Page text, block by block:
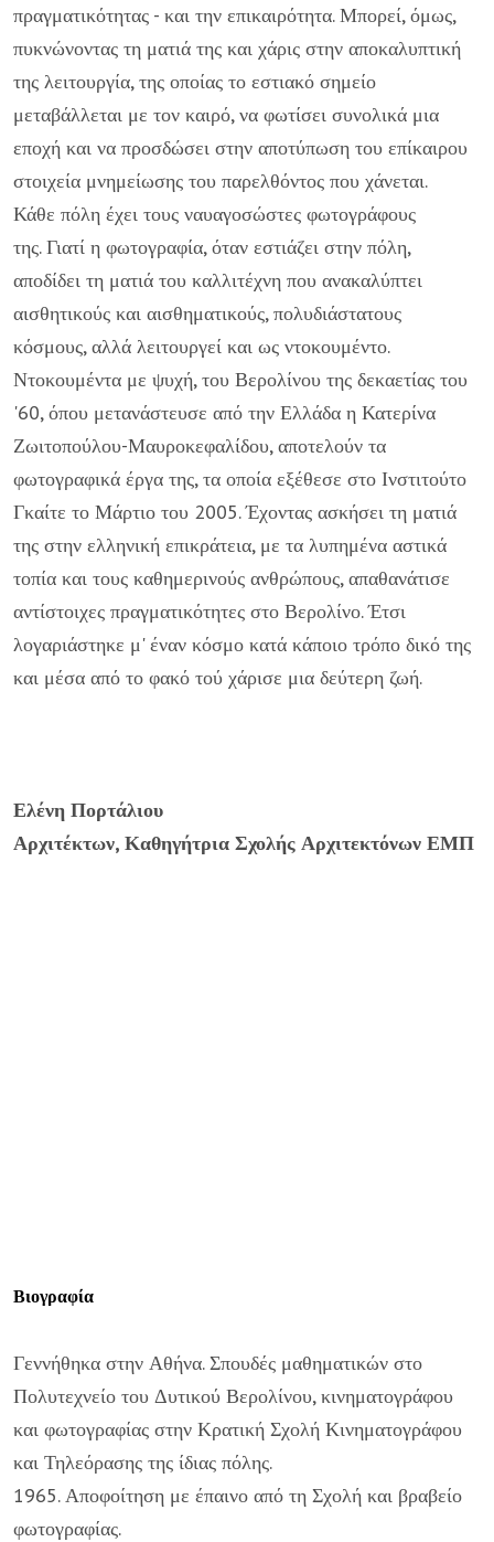
πραγματικότητας - και την επικαιρότητα. Μπορεί, όμως,
πυκνώνοντας τη ματιά της και χάρις στην αποκαλυπτική
της λειτουργία, της οποίας το εστιακό σημείο
μεταβάλλεται με τον καιρό, να φωτίσει συνολικά μια
εποχή και να προσδώσει στην αποτύπωση του επίκαιρου
στοιχεία μνημείωσης του παρελθόντος που χάνεται.
Κάθε πόλη έχει τους ναυαγοσώστες φωτογράφους
της. Γιατί η φωτογραφία, όταν εστιάζει στην πόλη,
αποδίδει τη ματιά του καλλιτέχνη που ανακαλύπτει
αισθητικούς και αισθηματικούς, πολυδιάστατους
κόσμους, αλλά λειτουργεί και ως ντοκουμέντο.
Ντοκουμέντα με ψυχή, του Βερολίνου της δεκαετίας του
'60, όπου μετανάστευσε από την Ελλάδα η Κατερίνα
Ζωιτοπούλου-Μαυροκεφαλίδου, αποτελούν τα
φωτογραφικά έργα της, τα οποία εξέθεσε στο Ινστιτούτο
Γκαίτε το Μάρτιο του 2005. Έχοντας ασκήσει τη ματιά
της στην ελληνική επικράτεια, με τα λυπημένα αστικά
τοπία και τους καθημερινούς ανθρώπους, απαθανάτισε
αντίστοιχες πραγματικότητες στο Βερολίνο. Έτσι
λογαριάστηκε μ' έναν κόσμο κατά κάποιο τρόπο δικό της
και μέσα από το φακό τού χάρισε μια δεύτερη ζωή.
Ελένη Πορτάλιου
Αρχιτέκτων, Καθηγήτρια Σχολής Αρχιτεκτόνων ΕΜΠ
Βιογραφία
Γεννήθηκα στην Αθήνα. Σπουδές μαθηματικών στο
Πολυτεχνείο του Δυτικού Βερολίνου, κινηματογράφου
και φωτογραφίας στην Κρατική Σχολή Κινηματογράφου
και Τηλεόρασης της ίδιας πόλης.
1965. Αποφοίτηση με έπαινο από τη Σχολή και βραβείο
φωτογραφίας.